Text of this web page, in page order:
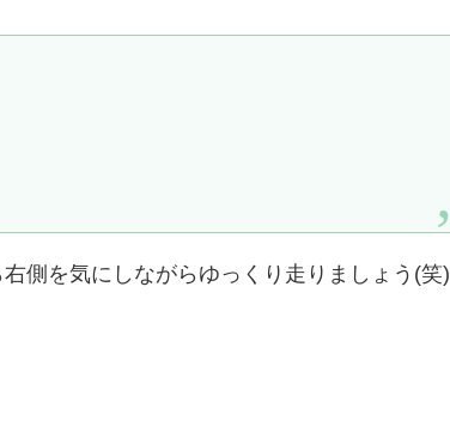
側を気にしながらゆっくり走りましょう(笑)